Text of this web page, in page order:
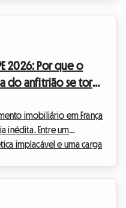
a urgência da crise
inve...
2026: Por que o
do anfitrião se torna
imobiliário em França
inédita. Entre um
implacável e uma carga